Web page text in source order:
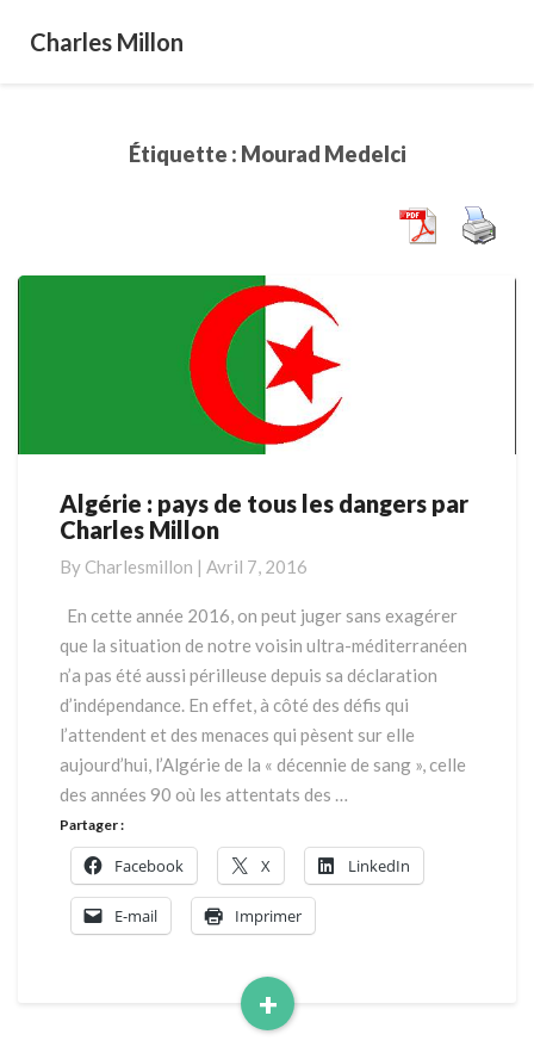
Charles Millon
Étiquette : Mourad Medelci
Algérie
:
de
tous
dangers
par
Charles
Millon
Algérie : pays de tous les dangers par
Charles Millon
By Charlesmillon | Avril 7, 2016
En cette année 2016, on peut juger sans exagérer
que la situation de notre voisin ultra-méditerranéen
n’a pas été aussi périlleuse depuis sa déclaration
d’indépendance. En effet, à côté des défis qui
l’attendent et des menaces qui pèsent sur elle
aujourd’hui, l’Algérie de la « décennie de sang », celle
des années 90 où les attentats des …
+
Read
Partager :
Facebook X LinkedIn
E-mail Imprimer